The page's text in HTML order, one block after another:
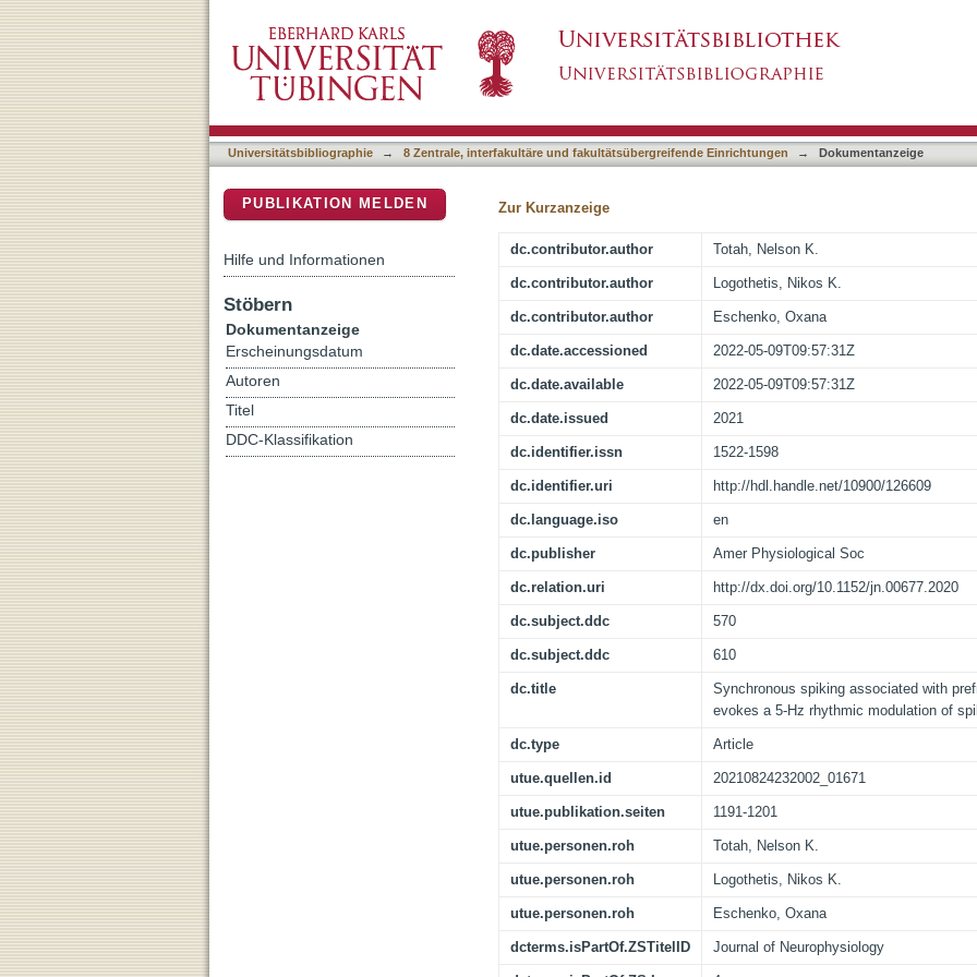
modulation of spiking in locus coeruleus
Universitätsbibliographie → 8 Zentrale, interfakultäre und fakultätsübergreifende Einrichtungen → Dokumentanzeige
Zur Kurzanzeige
dc.contributor.author Totah, Nelson K.
dc.contributor.author Logothetis, Nikos K.
dc.contributor.author Eschenko, Oxana
dc.date.accessioned 2022-05-09T09:57:31Z
dc.date.available 2022-05-09T09:57:31Z
dc.date.issued 2021
dc.identifier.issn 1522-1598
dc.identifier.uri http://hdl.handle.net/10900/126609
dc.language.iso en
dc.publisher Amer Physiological Soc
dc.relation.uri http://dx.doi.org/10.1152/jn.00677.2020
dc.subject.ddc 570
dc.subject.ddc 610
dc.title
Synchronous spiking associated with
evokes a 5-Hz rhythmic modulation of
dc.type Article
utue.quellen.id 20210824232002_01671
utue.publikation.seiten 1191-1201
utue.personen.roh Totah, Nelson K.
utue.personen.roh Logothetis, Nikos K.
utue.personen.roh Eschenko, Oxana
dcterms.isPartOf.ZSTitelID Journal of Neurophysiology
PUBLIKATION MELDEN
Hilfe und Informationen
Stöbern
Dokumentanzeige
Erscheinungsdatum
Autoren
Titel
DDC-Klassifikation